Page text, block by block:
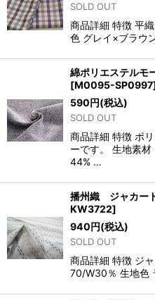
SOLD OUT
商品詳細 特徴 平
色 グレイ×ブラ
綿ポリエステル
[M0095-SP0997
590円(税込)
SOLD OUT
商品詳細 特徴 ポ
ーです。 生地素
44% …
播州織 ジャカー
KW3722]
940円(税込)
SOLD OUT
商品詳細 特徴 ジ
70/W30％ 生地色